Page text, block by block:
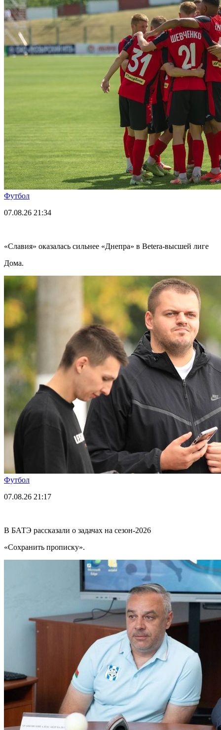
Футбол
07.08.26 21:34
«Славия» оказалась сильнее «Днепра» в Betera-высшей лиге
Дома.
Футбол
07.08.26 21:17
В БАТЭ рассказали о задачах на сезон-2026
«Сохранить прописку».